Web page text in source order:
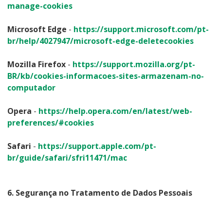
manage-cookies
Microsoft Edge - https://support.microsoft.com/pt-
br/help/4027947/microsoft-edge-deletecookies
Mozilla Firefox - https://support.mozilla.org/pt-
BR/kb/cookies-informacoes-sites-armazenam-no-
computador
Opera - https://help.opera.com/en/latest/web-
preferences/#cookies
Safari - https://support.apple.com/pt-
br/guide/safari/sfri11471/mac
6. Segurança no Tratamento de Dados Pessoais